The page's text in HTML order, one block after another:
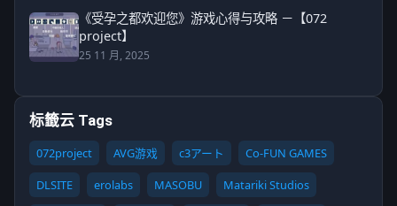
《受孕之都欢迎您》游戏心得与攻略 －【072
project】
25 11 月, 2025
标籤云 Tags
072project AVG游戏 c3アート
Co-FUN GAMES
DLSITE
erolabs MASOBU
Matariki Studios